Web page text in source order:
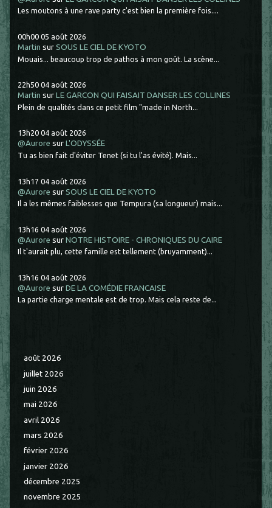
Les moutons à une rave party c'est bien la première fois....
00h00 05 août 2026
Martin surSOUS LE CIEL DE KYOTO
Mouais... beaucoup trop de pathos à mon goût. La scène...
22h50 04 août 2026
Martin surLE GARCON QUI FAISAIT DANSER LES COLLINES
Plein de qualités dans ce petit film "made in North...
13h20 04 août 2026
@Aurore surL'ODYSSÉE
Tu as bien fait d'éviter Tenet (si tu l'as évité). Mais...
13h17 04 août 2026
@Aurore surSOUS LE CIEL DE KYOTO
Il a les mêmes faiblesses que Tempura (sa longueur) mais...
13h16 04 août 2026
@Aurore surNOTRE HISTOIRE - CHRONIQUES DU CAIRE
Il t'aurait plu, cette famille est tellement (bruyamment)...
13h16 04 août 2026
@Aurore surDE LA COMÉDIE FRANCAISE
La partie charge mentale est de trop. Mais cela reste de...
août 2026
juillet 2026
juin 2026
mai 2026
avril 2026
mars 2026
février 2026
janvier 2026
décembre 2025
novembre 2025